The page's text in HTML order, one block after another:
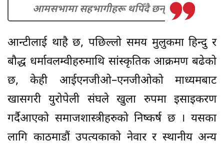
आमसभामा सहभागीहरू थपिँदै छन्।
आन्टीलाई थाहै छ, पछिल्लो समय मुलुकमा हिन्दु र
बौद्ध धर्मावलम्वीहरुमाथि सांस्कृतिक आक्रमण बढेको
छ, केही आईएनजीओ–एनजीओको माध्यमबाट
खासगरी युरोपेली संघले खुला रुपमा इसाइकरण
गर्दैआएको समाजशास्त्रीहरुको निष्कर्ष छ । यसका
लागि काठमाडौं उपत्यकाको नेवार र स्थानीय अन्य